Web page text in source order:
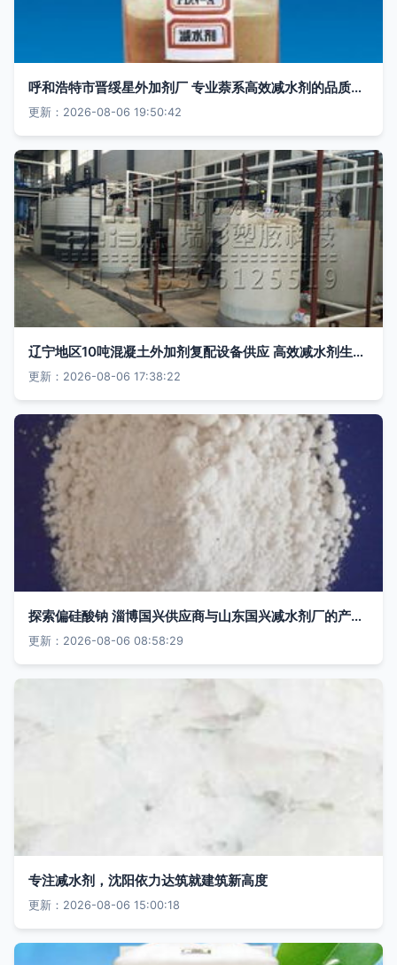
呼和浩特市晋绥星外加剂厂 专业萘系高效减水剂的品质保障
更新：2026-08-06 19:50:42
辽宁地区10吨混凝土外加剂复配设备供应 高效减水剂生产与搅拌复配一体化方案
更新：2026-08-06 17:38:22
探索偏硅酸钠 淄博国兴供应商与山东国兴减水剂厂的产业之路
更新：2026-08-06 08:58:29
专注减水剂，沈阳依力达筑就建筑新高度
更新：2026-08-06 15:00:18